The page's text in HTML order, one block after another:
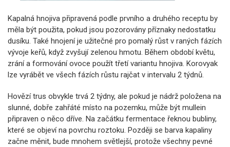
Kapalná hnojiva připravená podle prvního a druhého receptu by
měla být použita, pokud jsou pozorovány příznaky nedostatku
dusíku. Také hnojení je užitečné pro pomalý růst v raných fázích
vývoje keřů, když zvyšují zelenou hmotu. Během období květu,
zrání a formování ovoce použít třetí variantu hnojiva. Korovyak
lze vyrábět ve všech fázích růstu rajčat v intervalu 2 týdnů.
Hovězí trus obvykle trvá 2 týdny, ale pokud je nádrž položena na
slunné, dobře zahřáté místo na pozemku, může být mullein
připraven o něco dříve. Na začátku fermentace řeknou bubliny,
které se objeví na povrchu roztoku. Později se barva kapaliny
začne měnit, bude mnohem světlejší, protože všechny pevné